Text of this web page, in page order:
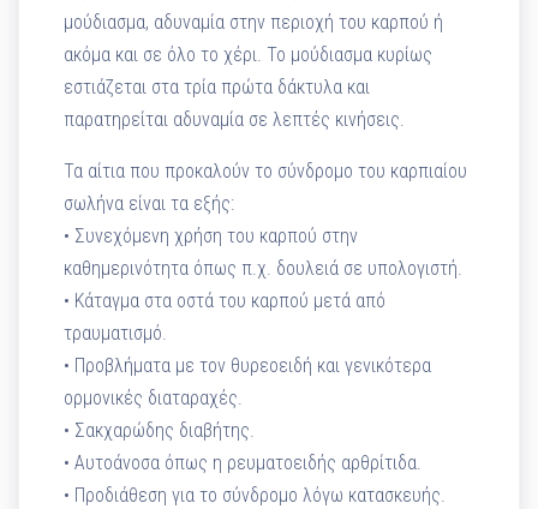
μούδιασμα, αδυναμία στην περιοχή του καρπού ή
ακόμα και σε όλο το χέρι. Το μούδιασμα κυρίως
εστιάζεται στα τρία πρώτα δάκτυλα και
παρατηρείται αδυναμία σε λεπτές κινήσεις.
Τα αίτια που προκαλούν το σύνδρομο του καρπιαίου
σωλήνα είναι τα εξής:
• Συνεχόμενη χρήση του καρπού στην
καθημερινότητα όπως π.χ. δουλειά σε υπολογιστή.
• Κάταγμα στα οστά του καρπού μετά από
τραυματισμό.
• Προβλήματα με τον θυρεοειδή και γενικότερα
ορμονικές διαταραχές.
• Σακχαρώδης διαβήτης.
• Αυτοάνοσα όπως η ρευματοειδής αρθρίτιδα.
• Προδιάθεση για το σύνδρομο λόγω κατασκευής.